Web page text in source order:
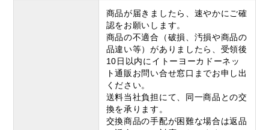
商品が届きましたら、速やかにご確
認をお願いします。
商品の不適合（破損、汚損や商品の
品違い等）がありましたら、受領後
10日以内にイトーヨーカドーネッ
ト通販お問い合せ窓口までお申し出
ください。
送料当社負担にて、同一商品との交
換を承ります。
交換商品の手配が困難な場合は返品